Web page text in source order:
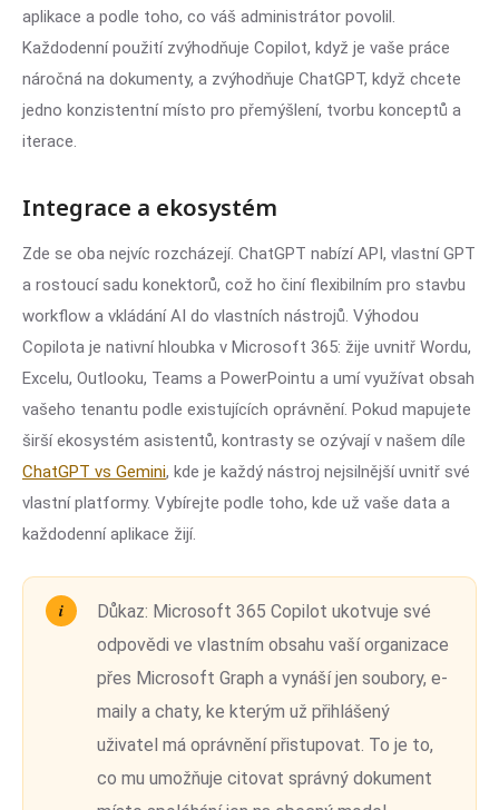
aplikace a podle toho, co váš administrátor povolil.
Každodenní použití zvýhodňuje Copilot, když je vaše práce
náročná na dokumenty, a zvýhodňuje ChatGPT, když chcete
jedno konzistentní místo pro přemýšlení, tvorbu konceptů a
iterace.
Integrace a ekosystém
Zde se oba nejvíc rozcházejí. ChatGPT nabízí API, vlastní GPT
a rostoucí sadu konektorů, což ho činí flexibilním pro stavbu
workflow a vkládání AI do vlastních nástrojů. Výhodou
Copilota je nativní hloubka v Microsoft 365: žije uvnitř Wordu,
Excelu, Outlooku, Teams a PowerPointu a umí využívat obsah
vašeho tenantu podle existujících oprávnění. Pokud mapujete
širší ekosystém asistentů, kontrasty se ozývají v našem díle
ChatGPT vs Gemini, kde je každý nástroj nejsilnější uvnitř své
vlastní platformy. Vybírejte podle toho, kde už vaše data a
každodenní aplikace žijí.
Důkaz: Microsoft 365 Copilot ukotvuje své
odpovědi ve vlastním obsahu vaší organizace
přes Microsoft Graph a vynáší jen soubory, e-
maily a chaty, ke kterým už přihlášený
uživatel má oprávnění přistupovat. To je to,
co mu umožňuje citovat správný dokument